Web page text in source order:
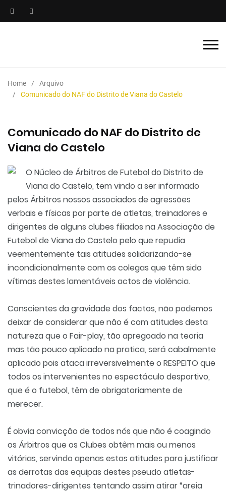
Home
Arquivo
Comunicado do NAF do Distrito de Viana do Castelo
Comunicado do NAF do Distrito de
Viana do Castelo
O Núcleo de Árbitros de Futebol do Distrito de
Viana do Castelo, tem vindo a ser informado
pelos Árbitros nossos associados de agressões
verbais e físicas por parte de atletas, treinadores e
dirigentes de alguns clubes filiados na Associação de
Futebol de Viana do Castelo pelo que repudia
veementemente tais atitudes solidarizando-se
incondicionalmente com os colegas que têm sido
vítimas destes lamentáveis actos de violência.
Conscientes da gravidade dos factos, não podemos
deixar de considerar que não é com atitudes desta
natureza que o Fair-play, tão apregoado na teoria
mas tão pouco aplicado na pratica, será cabalmente
aplicado pois ataca irreversivelmente o RESPEITO que
todos os intervenientes no espectáculo desportivo,
que é o futebol, têm de obrigatoriamente de
merecer.
É obvia convicção de todos nós que não é coagindo
os Árbitros que os Clubes obtêm mais ou menos
vitórias, servindo apenas estas atitudes para justificar
as derrotas das equipas destes pseudo atletas-
trinadores-dirigentes tentando assim atirar “areia